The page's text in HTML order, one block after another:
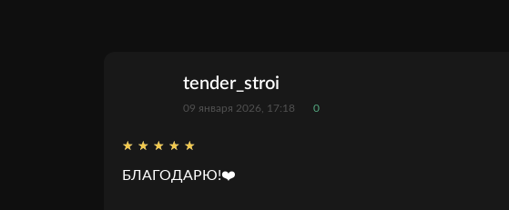
tender_stroi
09 января 2026, 17:18 0
БЛАГОДАРЮ!❤️